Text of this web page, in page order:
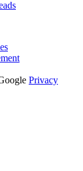
Privacy